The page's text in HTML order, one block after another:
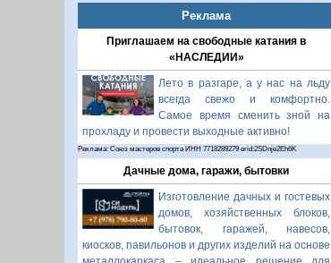
Реклама
Приглашаем на свободные катания в
«НАСЛЕДИИ»
Лето в разгаре, а у нас на льду
всегда свежо и комфортно.
Самое время сменить зной на
прохладу и провести выходные активно!
Реклама: Союз мастеров спорта ИНН 7718289279 erid:2SDnje2Eh6K
Дачные дома, гаражи, бытовки
Изготовление дачных и гостевых
домов, хозяйственных блоков,
бытовок, гаражей, навесов,
киосков, павильонов и других изделий на основе